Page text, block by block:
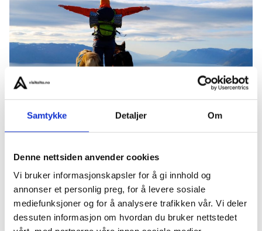
Samtykke Detaljer Om
Denne nettsiden anvender cookies
Vi bruker informasjonskapsler for å gi innhold og
annonser et personlig preg, for å levere sosiale
mediefunksjoner og for å analysere trafikken vår. Vi deler
dessuten informasjon om hvordan du bruker nettstedet
Temperaturforskjellene på vinter og sommer er store,
men folk i denne landsdelen klager ikke om
temperaturen dropper. I forhold til nedbør er innlandet
tørrere enn kysten, men generelt er dette en tørr